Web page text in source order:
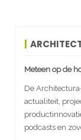
Meteen op de
De
actualiteit,
podcasts en